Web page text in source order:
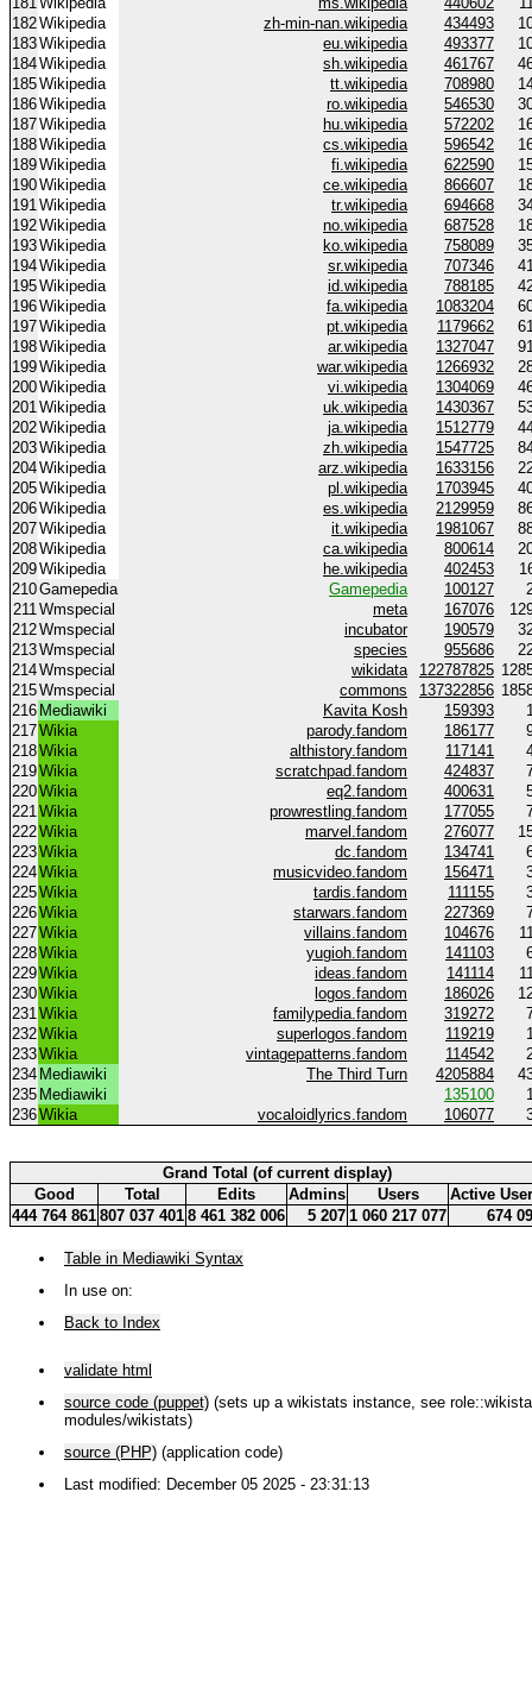
182Wikipedia zh-min-nan.wikipedia 434493
183Wikipedia eu.wikipedia 493377
184Wikipedia sh.wikipedia 461767
185Wikipedia tt.wikipedia 708980
186Wikipedia ro.wikipedia 546530
187Wikipedia hu.wikipedia 572202
188Wikipedia cs.wikipedia 596542
189Wikipedia fi.wikipedia 622590
190Wikipedia ce.wikipedia 866607
191Wikipedia tr.wikipedia 694668
192Wikipedia no.wikipedia 687528
193Wikipedia ko.wikipedia 758089
194Wikipedia sr.wikipedia 707346
195Wikipedia id.wikipedia 788185
196Wikipedia fa.wikipedia 1083204
197Wikipedia pt.wikipedia 1179662
198Wikipedia ar.wikipedia 1327047
199Wikipedia war.wikipedia 1266932
200Wikipedia vi.wikipedia 1304069
201Wikipedia uk.wikipedia 1430367
202Wikipedia ja.wikipedia 1512779
203Wikipedia zh.wikipedia 1547725
204Wikipedia arz.wikipedia 1633156
205Wikipedia pl.wikipedia 1703945
206Wikipedia es.wikipedia 2129959
207Wikipedia it.wikipedia 1981067
208Wikipedia ca.wikipedia 800614
209Wikipedia he.wikipedia 402453
210Gamepedia Gamepedia 100127
211Wmspecial meta 167076
212Wmspecial incubator 190579
213Wmspecial species 955686
214Wmspecial wikidata 122787825
215Wmspecial commons 137322856
216 Mediawiki Kavita Kosh 159393
217Wikia parody.fandom 186177
218Wikia althistory.fandom 117141
219Wikia scratchpad.fandom 424837
220Wikia eq2.fandom 400631
221Wikia prowrestling.fandom 177055
222Wikia marvel.fandom 276077
223Wikia dc.fandom 134741
224Wikia musicvideo.fandom 156471
225Wikia tardis.fandom 111155
226Wikia starwars.fandom 227369
227Wikia villains.fandom 104676
228Wikia yugioh.fandom 141103
229Wikia ideas.fandom 141114
230Wikia logos.fandom 186026
231Wikia familypedia.fandom 319272
232Wikia superlogos.fandom 119219
233Wikia vintagepatterns.fandom 114542
234 Mediawiki The Third Turn 4205884
235 Mediawiki 135100
236Wikia vocaloidlyrics.fandom 106077
Grand Total (of current display)
Good
Total Edits Admins Users
Active
444 764 861 807 037 401 8 461 382 006 5 207 1 060 217 077 674
Table in Mediawiki Syntax
In use on:
Back to Index
validate html
source code (puppet) (sets up a wikistats instance, see
modules/wikistats)
source (PHP) (application code)
Last modified: December 05 2025 - 23:31:13